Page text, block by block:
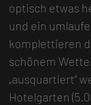
optisch etwas
und ein
komplettieren
schönem
„ausquartiert“
Hotelgarten